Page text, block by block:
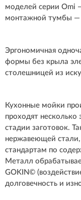
моделей серии Omi
монтажной тумбы —
Эргономичная
формы без крыла
столешницей из
Кухонные мойки
проходят несколько
стадии заготовок.
нержавеющей стали,
стандартам по
Металл
GOKIN©
долговечность и